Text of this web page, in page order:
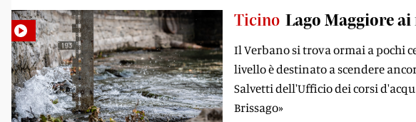
Ticino Lago Maggiore
Il Verbano si trova ormai a pochi
livello è destinato a scendere
Salvetti dell'Ufficio dei corsi
Brissago»